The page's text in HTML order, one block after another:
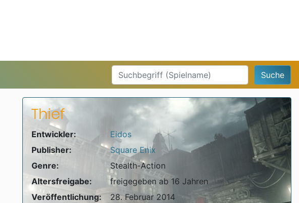
Suche
Thief
Entwickler:
Eidos
Publisher:
Square Enix
Genre:
Stealth-Action
Altersfreigabe:
freigegeben ab 16 Jahren
Veröffentlichung:
28. Februar 2014